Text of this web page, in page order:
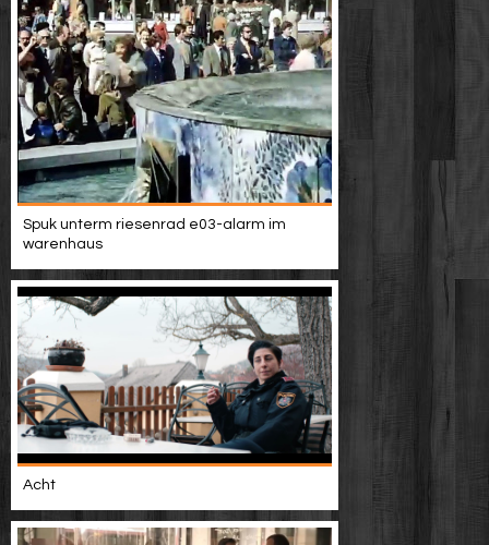
Spuk unterm riesenrad e03-alarm im
warenhaus
Acht